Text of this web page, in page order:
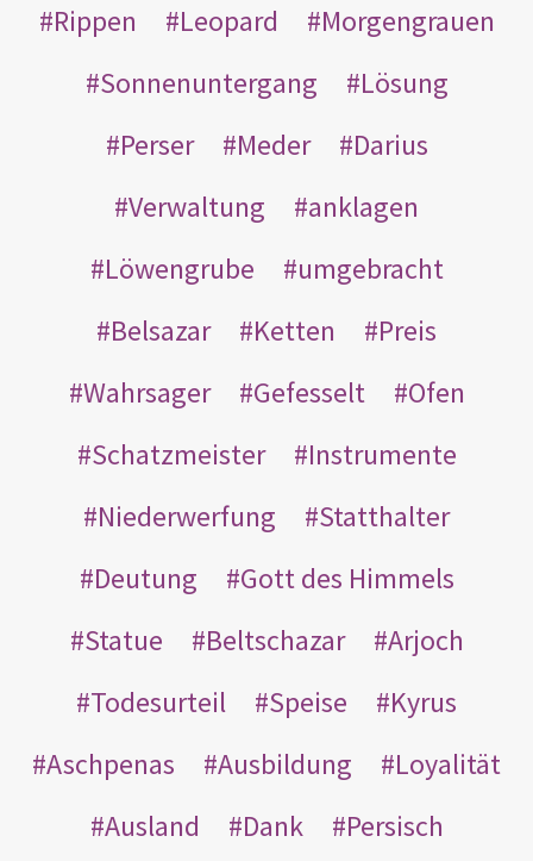
Rippen
Leopard
Morgengrauen
Sonnenuntergang
Lösung
Perser
Meder
Darius
Verwaltung
anklagen
Löwengrube
umgebracht
Belsazar
Ketten
Preis
Wahrsager
Gefesselt
Ofen
Schatzmeister
Instrumente
Niederwerfung
Statthalter
Deutung
Gott des Himmels
Statue
Beltschazar
Arjoch
Todesurteil
Speise
Kyrus
Aschpenas
Ausbildung
Loyalität
Ausland
Dank
Persisch